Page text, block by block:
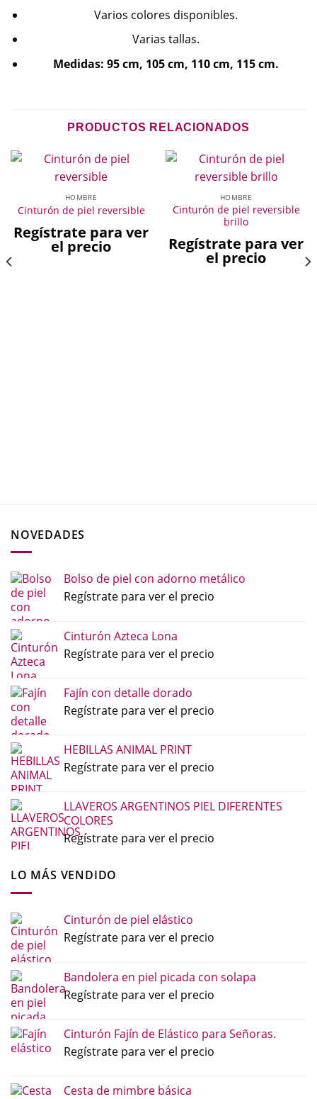
Varios colores disponibles.
Varias tallas.
Medidas: 95 cm, 105 cm, 110 cm, 115 cm.
PRODUCTOS RELACIONADOS
HOMBRE
Cinturón de piel reversible
Regístrate para ver
el precio
HOMBRE
Cinturón de piel reversible
brillo
Regístrate para ver
el precio
NOVEDADES
Bolso de piel con adorno metálico
Regístrate para ver el precio
Cinturón Azteca Lona
Regístrate para ver el precio
Fajín con detalle dorado
Regístrate para ver el precio
HEBILLAS ANIMAL PRINT
Regístrate para ver el precio
LLAVEROS ARGENTINOS PIEL DIFERENTES
COLORES
Regístrate para ver el precio
LO MÁS VENDIDO
Cinturón de piel elástico
Regístrate para ver el precio
Bandolera en piel picada con solapa
Regístrate para ver el precio
Cinturón Fajín de Elástico para Señoras.
Regístrate para ver el precio
Cesta de mimbre básica